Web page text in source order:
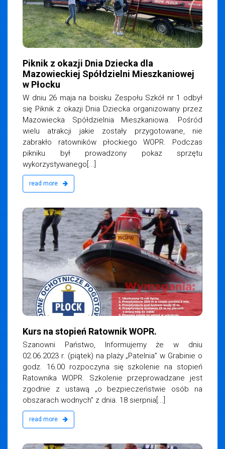
Piknik z okazji Dnia Dziecka dla
Mazowieckiej Spółdzielni Mieszkaniowej
w Płocku
W dniu 26 maja na boisku Zespołu Szkół nr 1 odbył
się Piknik z okazji Dnia Dziecka organizowany przez
Mazowiecka Spółdzielnia Mieszkaniowa. Pośród
wielu atrakcji jakie zostały przygotowane, nie
zabrakło ratowników płockiego WOPR. Podczas
pikniku był prowadzony pokaz sprzętu
wykorzystywanego[...]
read more
Kurs na stopień Ratownik WOPR.
Szanowni Państwo, Informujemy że w dniu
02.06.2023 r. (piątek) na plaży „Patelnia” w Grabinie o
godz. 16.00 rozpoczyna się szkolenie na stopień
Ratownika WOPR. Szkolenie przeprowadzane jest
zgodnie z ustawą „o bezpieczeństwie osób na
obszarach wodnych” z dnia. 18 sierpnia[...]
read more